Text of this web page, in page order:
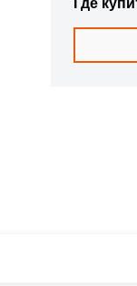
Где